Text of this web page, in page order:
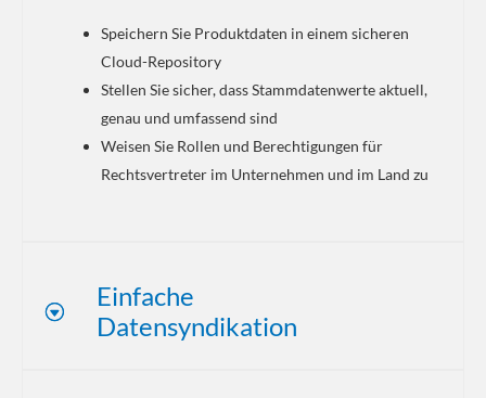
Speichern Sie Produktdaten in einem sicheren
Cloud-Repository
Stellen Sie sicher, dass Stammdatenwerte aktuell,
genau und umfassend sind
Weisen Sie Rollen und Berechtigungen für
Rechtsvertreter im Unternehmen und im Land zu
Einfache
Datensyndikation